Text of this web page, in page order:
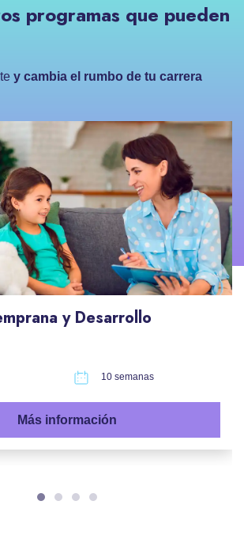
programas que pueden
y cambia el rumbo de tu carrera
y Desarrollo
10 semanas
Más información